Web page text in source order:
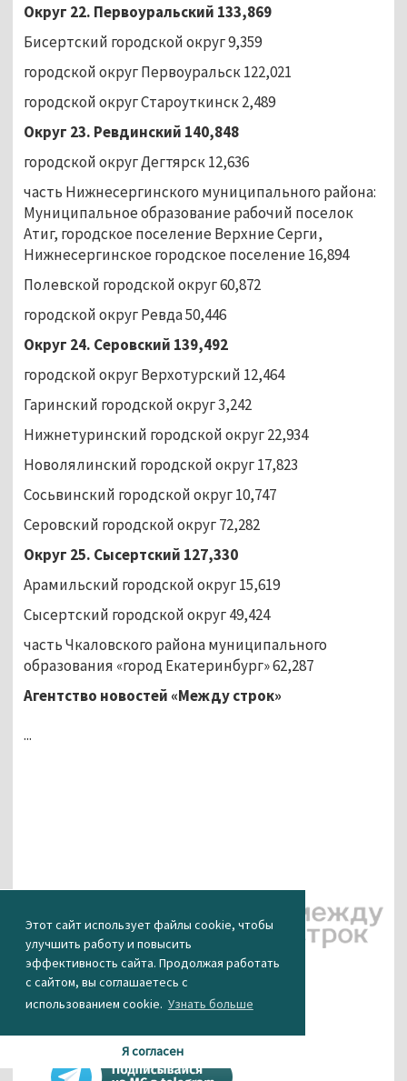
Этот сайт использует файлы cookie, чтобы
улучшить работу и повысить
эффективность сайта. Продолжая работать
с сайтом, вы соглашаетесь с
использованием cookie. Узнать больше
Я согласен
Округ 22. Первоуральский 133,869
Бисертский городской округ 9,359
городской округ Первоуральск 122,021
городской округ Староуткинск 2,489
Округ 23. Ревдинский 140,848
городской округ Дегтярск 12,636
часть Нижнесергинского муниципального района:
Муниципальное образование рабочий поселок
Атиг, городское поселение Верхние Серги,
Нижнесергинское городское поселение 16,894
Полевской городской округ 60,872
городской округ Ревда 50,446
Округ 24. Серовский 139,492
городской округ Верхотурский 12,464
Гаринский городской округ 3,242
Нижнетуринский городской округ 22,934
Новолялинский городской округ 17,823
Сосьвинский городской округ 10,747
Серовский городской округ 72,282
Округ 25. Сысертский 127,330
Арамильский городской округ 15,619
Сысертский городской округ 49,424
часть Чкаловского района муниципального
образования «город Екатеринбург» 62,287
Агентство новостей «Между строк»
...
КАК ВАМ НОВОСТЬ?